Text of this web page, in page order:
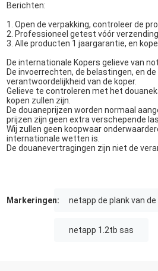
Berichten:
1. Open de verpakking, controleer de
2. Professioneel getest vóór verzending.
3. Alle producten 1 jaargarantie, en
De internationale Kopers gelieve van
De invoerrechten, de belastingen, en
verantwoordelijkheid van de koper.
Gelieve te controleren met het
kopen zullen zijn.
De douaneprijzen worden normaal
prijzen zijn geen extra verschepende
Wij zullen geen koopwaar
internationale wetten is.
De douanevertragingen zijn niet de
Markeringen: netapp de plank van
netapp 1.2tb sas